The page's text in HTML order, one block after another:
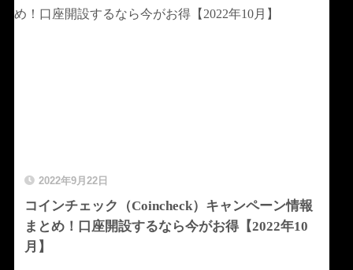
2022年9月22日
コインチェック（Coincheck）キャンペーン情報
まとめ！口座開設するなら今がお得【2022年10
月】